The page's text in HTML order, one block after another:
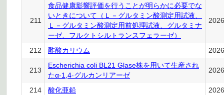
211
食品健康影響評価を行うことが明らかに必要でな
いときについて（Ｌ－グルタミン酸測定用試液、
Ｌ－グルタミン酸測定用前処理試液、グルタミナ
ーゼ、フルクトシルトランスフェラーゼ）
212 酢酸カリウム
213
Escherichia coli BL21 Glase株を用いて生産され
たα-1,4-グルカンリアーゼ
214 酸化亜鉛